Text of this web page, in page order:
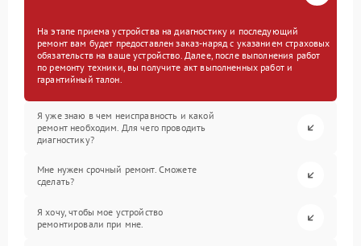
На этапе приема устройства на диагностику и последующий
ремонт вам будет предоставлен заказ-наряд с указанием страховых
обязательств на ваше устройство. Далее, после выполнения работ
по ремонту техники, вы получите акт выполненных работ и
гарантийный талон.
Я уже знаю в чем неисправность и какой
ремонт необходим. Для чего проводить
диагностику?
Мне нужен срочный ремонт. Сможете
сделать?
Я хочу, чтобы мое устройство
ремонтировали при мне.